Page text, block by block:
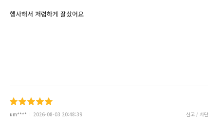
행사해서 저렴하게 잘샀어요
um**** 2026-08-03 20:48:39 신고 / 차단